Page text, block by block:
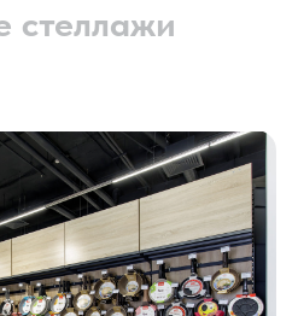
стеллажи
товаров на
способствует их
зоны и